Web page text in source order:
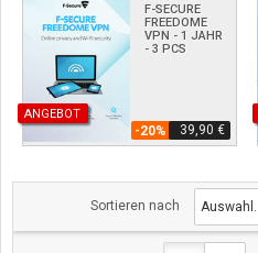
F-SECURE
FREEDOME
VPN - 1 JAHR
- 3 PCS
ANGEBOT
-20% 39,90 €
Sortieren nach